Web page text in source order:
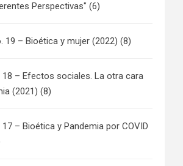
Perspectivas" (6)
19 – Bioética y mujer (2022) (8)
18 – Efectos sociales. La otra cara
(2021) (8)
17 – Bioética y Pandemia por COVID